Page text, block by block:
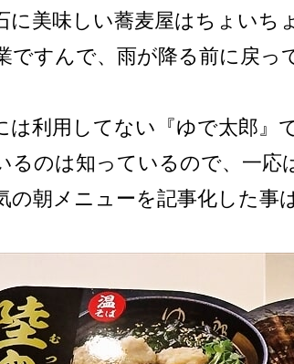
に美味しい蕎麦屋はちょいち
ですんで、雨が降る前に戻っ
は利用してない『ゆで太郎』
るのは知っているので、一
の朝メニューを記事化した事